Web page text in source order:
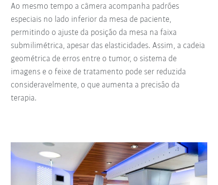
Ao mesmo tempo a câmera acompanha padrões
especiais no lado inferior da mesa de paciente,
permitindo o ajuste da posição da mesa na faixa
submilimétrica, apesar das elasticidades. Assim, a cadeia
geométrica de erros entre o tumor, o sistema de
imagens e o feixe de tratamento pode ser reduzida
consideravelmente, o que aumenta a precisão da
terapia.